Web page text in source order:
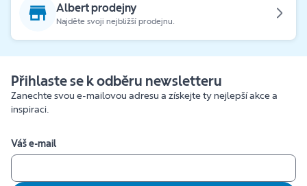
Albert prodejny
Najděte svoji nejbližší prodejnu.
Přihlaste se k odběru newsletteru
Zanechte svou e-mailovou adresu a získejte ty nejlepší akce a
inspiraci.
Váš e-mail